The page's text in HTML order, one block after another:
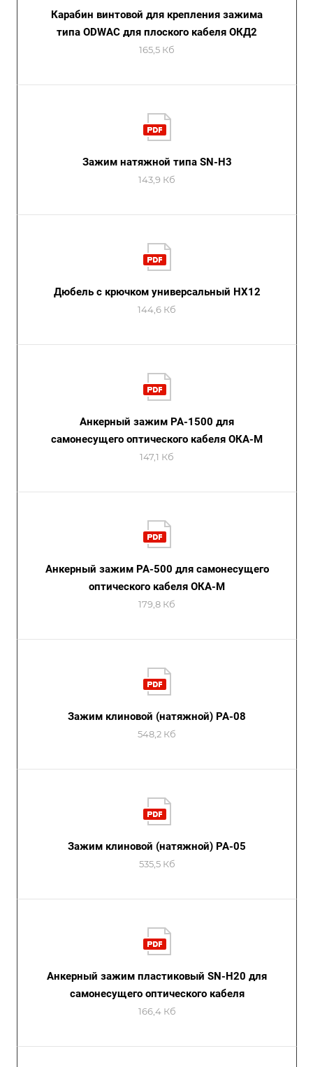
Карабин винтовой для крепления зажима
типа ODWAC для плоского кабеля ОКД2
165,5 Кб
Зажим натяжной типа SN-Н3
143,9 Кб
Дюбель с крючком универсальный HX12
144,6 Кб
Анкерный зажим РА-1500 для
самонесущего оптического кабеля ОКА-М
147,1 Кб
Анкерный зажим РА-500 для самонесущего
оптического кабеля ОКА-М
179,8 Кб
Зажим клиновой (натяжной) РА-08
548,2 Кб
Зажим клиновой (натяжной) РА-05
535,5 Кб
Анкерный зажим пластиковый SN-H20 для
самонесущего оптического кабеля
166,4 Кб